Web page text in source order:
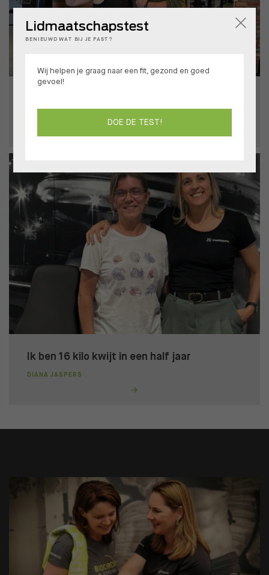
Ik ben 16 kilo kwijt in een half jaar
DIANA JASPERS
Lidmaatschapstest
BENIEUWD WAT BIJ JE PAST?
Wij helpen je graag naar een fit, gezond en goed
gevoel!
DOE DE TEST!